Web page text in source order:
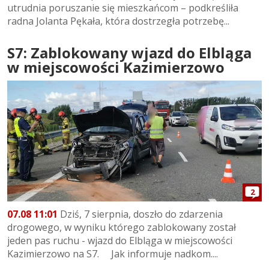
utrudnia poruszanie się mieszkańcom – podkreśliła
radna Jolanta Pękała, która dostrzegła potrzebę...
S7: Zablokowany wjazd do Elbląga
w miejscowości Kazimierzowo
2
07.08 11:01 Dziś, 7 sierpnia, doszło do zdarzenia
drogowego, w wyniku którego zablokowany został
jeden pas ruchu - wjazd do Elbląga w miejscowości
Kazimierzowo na S7. Jak informuje nadkom....